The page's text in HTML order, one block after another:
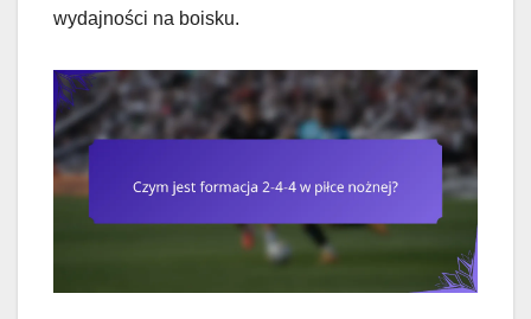
wydajności na boisku.